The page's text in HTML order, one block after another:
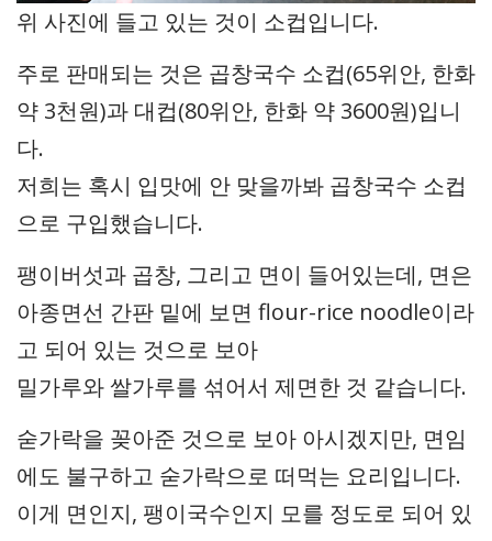
위 사진에 들고 있는 것이 소컵입니다.
주로 판매되는 것은 곱창국수 소컵(65위안, 한화
약 3천원)과 대컵(80위안, 한화 약 3600원)입니
다.
저희는 혹시 입맛에 안 맞을까봐 곱창국수 소컵
으로 구입했습니다.
팽이버섯과 곱창, 그리고 면이 들어있는데, 면은
아종면선 간판 밑에 보면 flour-rice noodle이라
고 되어 있는 것으로 보아
밀가루와 쌀가루를 섞어서 제면한 것 같습니다.
숟가락을 꽂아준 것으로 보아 아시겠지만, 면임
에도 불구하고 숟가락으로 떠먹는 요리입니다.
이게 면인지, 팽이국수인지 모를 정도로 되어 있